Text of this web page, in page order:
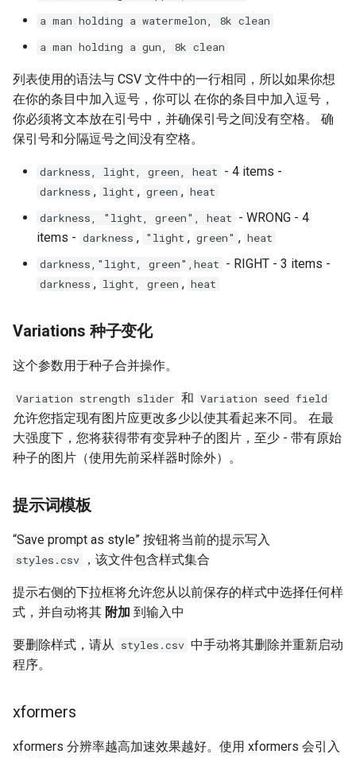
a man holding a watermelon, 8k clean
a man holding a gun, 8k clean
列表使用的语法与 CSV 文件中的一行相同，所以如果你想
在你的条目中加入逗号，你可以 在你的条目中加入逗号，
你必须将文本放在引号中，并确保引号之间没有空格。 确
保引号和分隔逗号之间没有空格。
darkness, light, green, heat - 4 items -
darkness , light , green , heat
darkness, "light, green", heat - WRONG - 4
items - darkness , "light , green" , heat
darkness,"light, green",heat - RIGHT - 3 items -
darkness , light, green , heat
Variations 种子变化
这个参数用于种子合并操作。
Variation strength slider 和 Variation seed field
允许您指定现有图片应更改多少以使其看起来不同。 在最
大强度下，您将获得带有变异种子的图片，至少 - 带有原始
种子的图片（使用先前采样器时除外）。
提示词模板
“Save prompt as style” 按钮将当前的提示写入
styles.csv ，该文件包含样式集合
提示右侧的下拉框将允许您从以前保存的样式中选择任何样
式，并自动将其 附加 到输入中
要删除样式，请从 styles.csv 中手动将其删除并重新启动
程序。
xformers
xformers 分辨率越高加速效果越好。使用 xformers 会引入